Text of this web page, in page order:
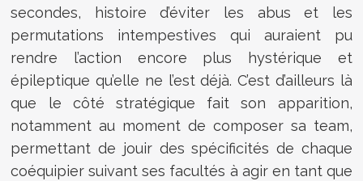
secondes, histoire d’éviter les abus et les
permutations intempestives qui auraient pu
rendre l’action encore plus hystérique et
épileptique qu’elle ne l’est déjà. C’est d’ailleurs là
que le côté stratégique fait son apparition,
notamment au moment de composer sa team,
permettant de jouir des spécificités de chaque
coéquipier suivant ses facultés à agir en tant que